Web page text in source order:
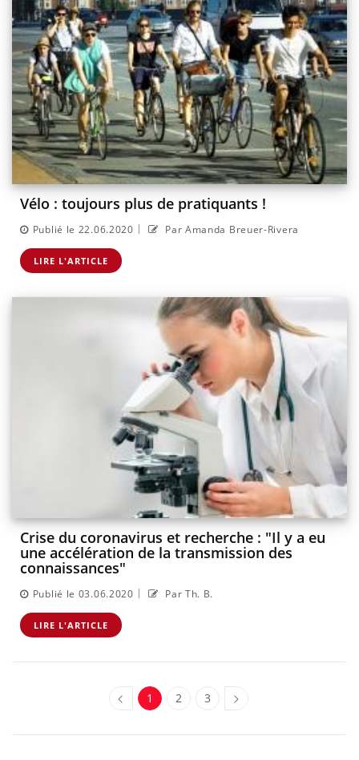
Vélo : toujours plus de pratiquants !
Publié le 22.06.2020 | Par Amanda Breuer-Rivera
LIRE L'ARTICLE
Crise du coronavirus et recherche : "Il y a eu
une accélération de la transmission des
connaissances"
Publié le 03.06.2020 | Par Th. B.
LIRE L'ARTICLE
1 2 3